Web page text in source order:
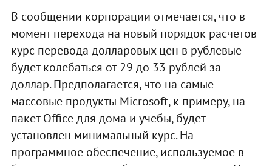
В сообщении корпорации отмечается, что в
момент перехода на новый порядок расчетов
курс перевода долларовых цен в рублевые
будет колебаться от 29 до 33 рублей за
доллар. Предполагается, что на самые
массовые продукты Microsoft, к примеру, на
пакет Office для дома и учебы, будет
установлен минимальный курс. На
программное обеспечение, используемое в